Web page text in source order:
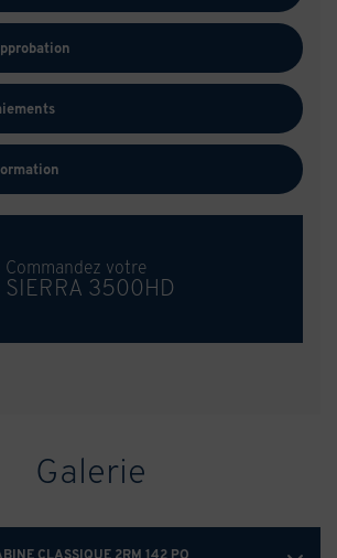
Galerie
CLASSIQUE 2RM 142 PO
Commandez votre
SIERRA 3500HD